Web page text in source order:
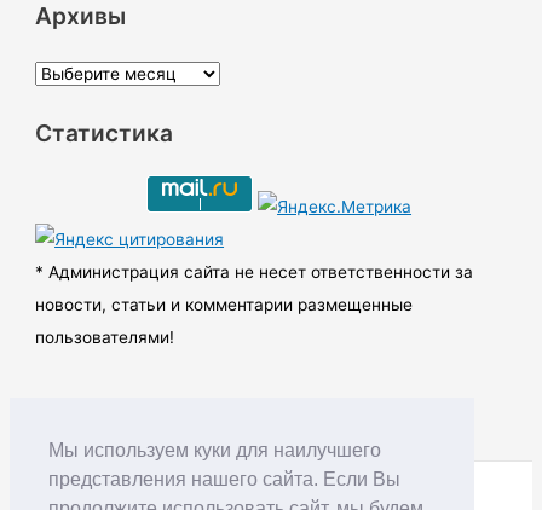
Мы используем куки для наилучшего
представления нашего сайта. Если Вы
Архивы
А
х
ы
Статистика
* Администрация сайта не несет ответственности за
новости, статьи и комментарии размещенные
пользователями!